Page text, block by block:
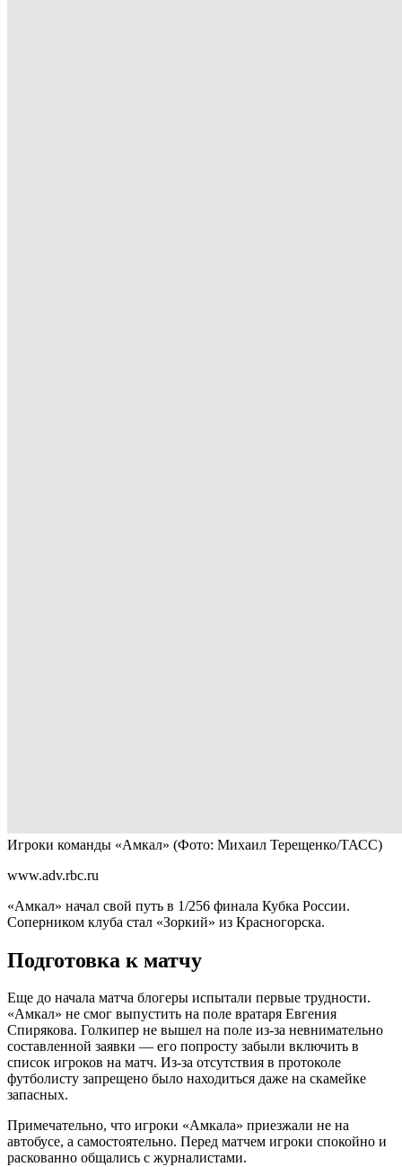
Игроки команды «Амкал» (Фото: Михаил Терещенко/ТАСС)
www.adv.rbc.ru
«Амкал» начал свой путь в 1/256 финала Кубка России.
Соперником клуба стал «Зоркий» из Красногорска.
Подготовка к матчу
Еще до начала матча блогеры испытали первые трудности.
«Амкал» не смог выпустить на поле вратаря Евгения
Спирякова. Голкипер не вышел на поле из-за невнимательно
составленной заявки — его попросту забыли включить в
список игроков на матч. Из-за отсутствия в протоколе
футболисту запрещено было находиться даже на скамейке
запасных.
Примечательно, что игроки «Амкала» приезжали не на
автобусе, а самостоятельно. Перед матчем игроки спокойно и
раскованно общались с журналистами.